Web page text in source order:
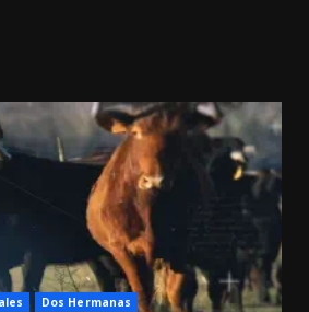
Dos Hermanas